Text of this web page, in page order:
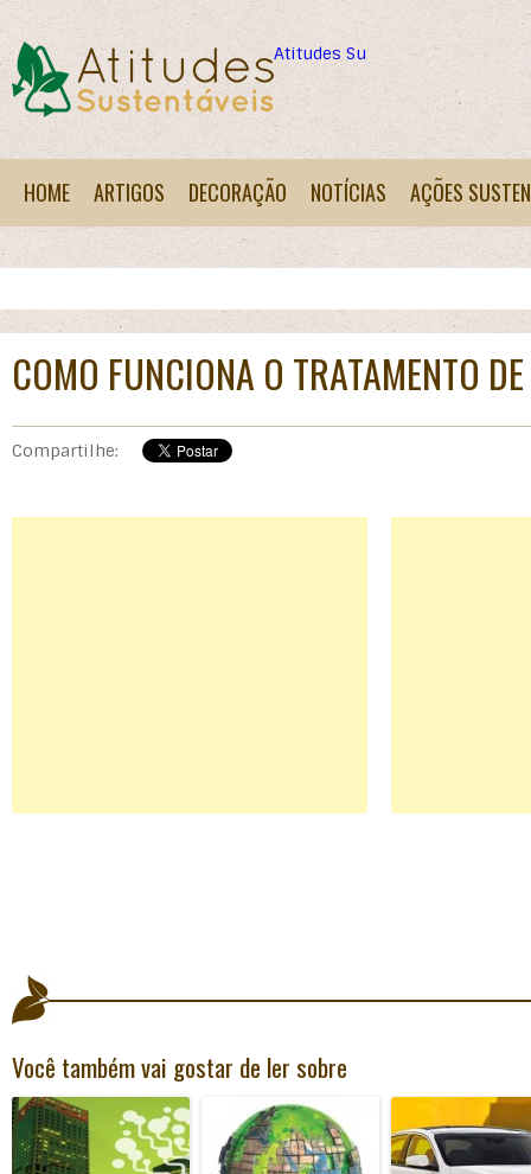
Atitudes Sustentáveis
HOME ARTIGOS DECORAÇÃO NOTÍCIAS AÇÕES
COMO FUNCIONA O TRATAMENTO
Compartilhe:
Você também vai gostar de ler sobre